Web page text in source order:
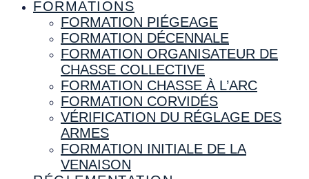
FORMATIONS
FORMATION PIÉGEAGE
FORMATION DÉCENNALE
FORMATION ORGANISATEUR DE
CHASSE COLLECTIVE
FORMATION CHASSE À L’ARC
FORMATION CORVIDÉS
VÉRIFICATION DU RÉGLAGE DES
ARMES
FORMATION INITIALE DE LA
VENAISON